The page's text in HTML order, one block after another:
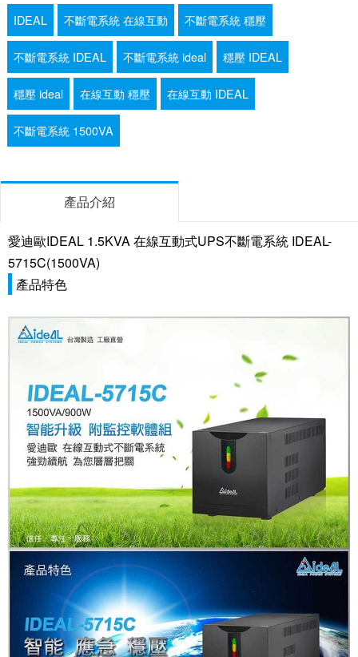
IDEAL
不斷電系統 在線互動 不斷電系統 穩壓
不斷電系統 IDEAL 不斷電系統 ideal 穩壓 IDEAL
穩壓 ideal 在線互動 穩壓 在線互動 IDEAL
不斷電系統 1500VA
產品介紹
愛迪歐IDEAL 1.5KVA 在線互動式UPS不斷電系統 IDEAL-
5715C(1500VA)
產品特色